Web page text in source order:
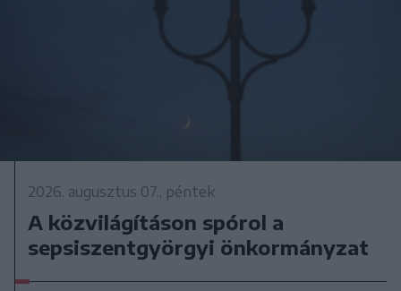
2026. augusztus 07., péntek
A közvilágításon spórol a
sepsiszentgyörgyi önkormányzat